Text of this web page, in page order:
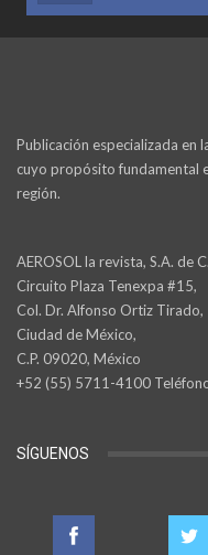
Publicación especializada en
cuyo propósito fundamental
región.
AEROSOL la revista, S.A. de
Circuito Plaza Tenexpa #15,
Col. Dr. Alfonso Ortiz Tirado,
Ciudad de México,
C.P. 09020, México
+52 (55) 5711-4100
SÍGUENOS